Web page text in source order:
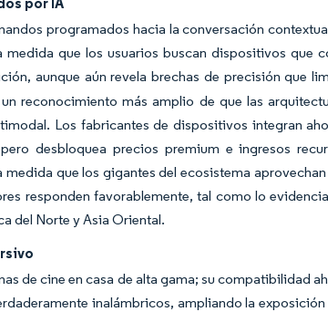
programados hacia la conversación
que los usuarios buscan dispositivos que
aunque aún revela brechas de precisión que
reconocimiento más amplio de que las
Los fabricantes de dispositivos integran
desbloquea precios premium e ingresos
que los gigantes del ecosistema
responden favorablemente, tal como lo
del Norte y Asia Oriental.
de cine en casa de alta gama; su compatibilidad
inalámbricos, ampliando la